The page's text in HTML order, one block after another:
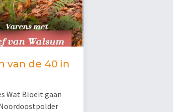
van de 40 in
Wat Bloeit gaan